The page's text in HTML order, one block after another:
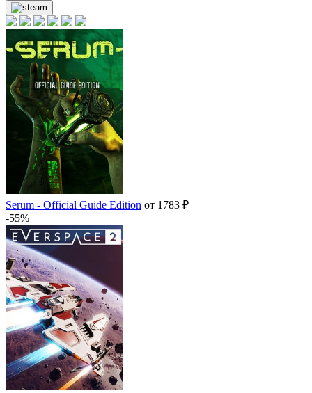
Serum - Official Guide Edition от 1783 ₽
-55%